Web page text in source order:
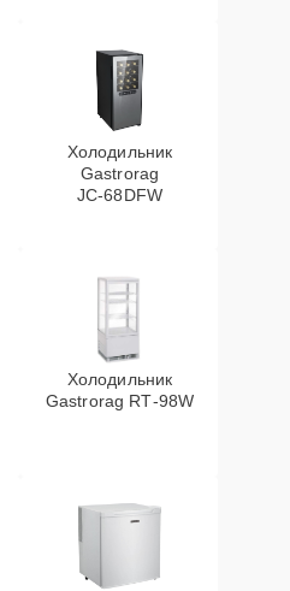
Холодильник
Gastrorag
JC‑68DFW
Холодильник
Gastrorag RT‑98W